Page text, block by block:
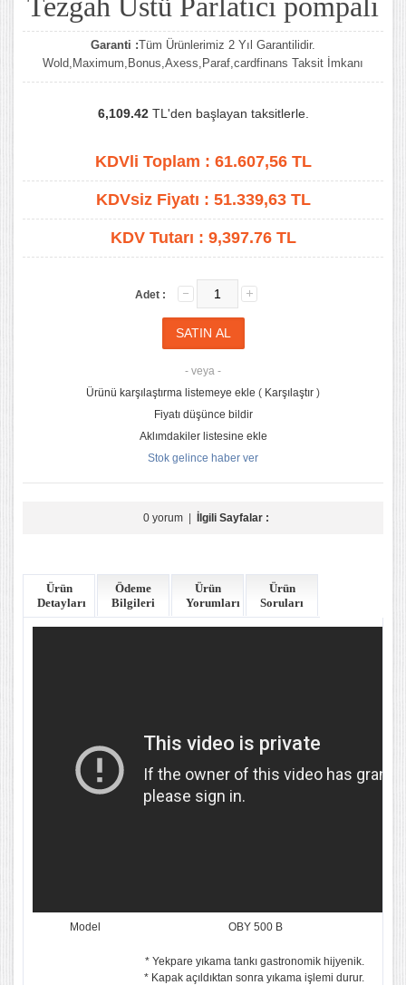
Garanti :Tüm Ürünlerimiz 2 Yıl Garantilidir.
Wold,Maximum,Bonus,Axess,Paraf,cardfinans Taksit İmkanı
6,109.42TL'den başlayan taksitlerle.
KDVli Toplam : 61.607,56TL
KDVsiz Fiyatı : 51.339,63TL
KDV Tutarı : 9,397.76 TL
Adet :
- veya -
Ürünü karşılaştırma listemeye ekle ( Karşılaştır )
Fiyatı düşünce bildir
Aklımdakiler listesine ekle
Stok gelince haber ver
0 yorum| İlgili Sayfalar :
Ürün
Detayları
Ödeme
Bilgileri
Ürün
Yorumları
Ürün
Soruları
Model OBY 500 B
* Yekpare yıkama tankı gastronomik hijyenik.
* Kapak açıldıktan sonra yıkama işlemi durur.